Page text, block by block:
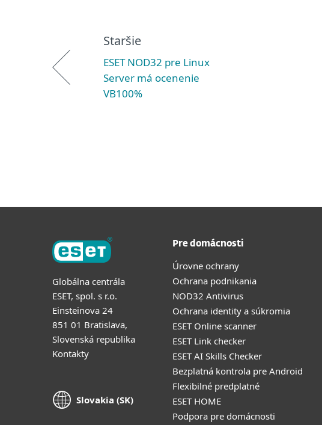
Staršie
ESET NOD32 pre Linux
Server má ocenenie
VB100%
Globálna centrála
ESET, spol. s r.o.
Einsteinova 24
851 01 Bratislava,
Slovenská republika
Kontakty
Slovakia (SK)
Pre domácnosti
Úrovne ochrany
Ochrana podnikania
NOD32 Antivirus
Ochrana identity a súkromia
ESET Online scanner
ESET Link checker
ESET AI Skills Checker
Bezplatná kontrola pre Android
Flexibilné predplatné
ESET HOME
Podpora pre domácnosti